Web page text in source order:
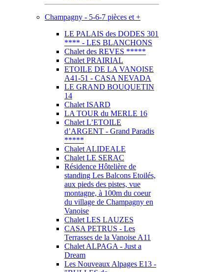
Champagny - 5-6-7 pièces et +
LE PALAIS des DODES 301
**** - LES BLANCHONS
Chalet des REVES *****
Chalet PRAIRIAL
ETOILE DE LA VANOISE
A41-51 - CASA NEVADA
LE GRAND BOUQUETIN
14
Chalet ISARD
LA TOUR du MERLE 16
Chalet L’ETOILE
d’ARGENT - Grand Paradis
*****
Chalet ALIDEALE
Chalet LE SERAC
Résidence Hôtelière de
standing Les Balcons Etoilés,
aux pieds des pistes, vue
montagne, à 100m du coeur
du village de Champagny en
Vanoise
Chalet LES LAUZES
CASA PETRUS - Les
Terrasses de la Vanoise A11
Chalet ALPAGA - Just a
Dream
Les Nouveaux Alpages E13 -